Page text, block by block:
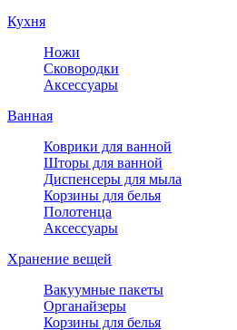
Кухня
Ножи
Сковородки
Аксессуары
Ванная
Коврики для ванной
Шторы для ванной
Диспенсеры для мыла
Корзины для белья
Полотенца
Аксессуары
Хранение вещей
Вакуумные пакеты
Органайзеры
Корзины для белья